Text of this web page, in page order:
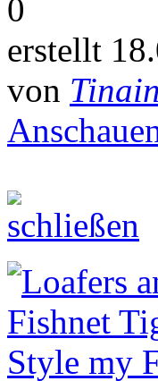
0
erstellt
von